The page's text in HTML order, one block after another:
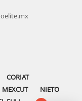
CORIAT
MEXCUT
NIETO